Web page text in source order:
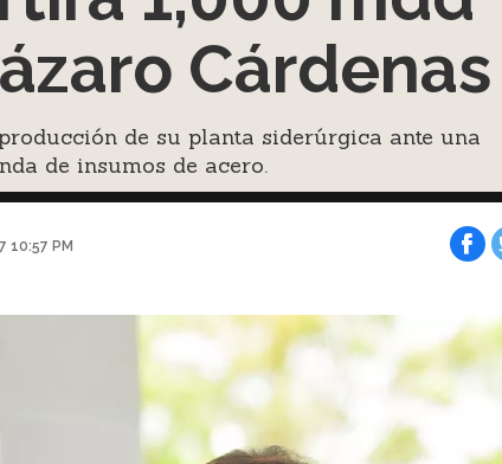
Cárdenas
de su planta siderúrgica ante una
de insumos de acero.
10:57 PM